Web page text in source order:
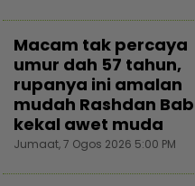
Macam tak percaya
umur dah 57 tahun,
rupanya ini amalan
mudah Rashdan
kekal awet muda
Jumaat, 7 Ogos 2026 5:00 PM